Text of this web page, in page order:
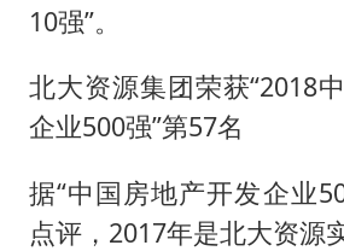
10强”。
北大资源集团荣获“2018
企业500强”第57名
据“中国房地产开发企业
点评，2017年是北大资源